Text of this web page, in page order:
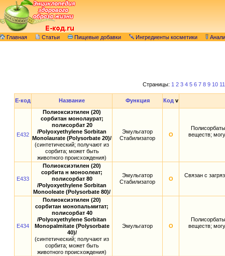
Главная Статьи Пищевые добавки Ингредиенты косметики
Страницы: 1 2 3 4 5 6 7 8 9 10 11
E-код Название Функция Код v
E432
Полиоксиэтилен (20)
сорбитан монолаурат;
полисорбат 20
/Polyoxyethylene Sorbitan
Monolaurate (Polysorbate 20)/
(синтетический; получают из
сорбита; может быть
животного происхождения)
Эмульгатор
Стабилизатор
О
веществ;
E433
Полиоксиэтилен (20)
сорбита н моноолеат;
полисорбат 80
/Polyoxyethylene Sorbitan
Monooleate (Polysorbate 80)/
Эмульгатор
Стабилизатор
О
Связан с
E434
Полиоксиэтилен (20)
сорбитан монопальмитат;
полисорбат 40
/Polyoxyethylene Sorbitan
Monopalmitate (Polysorbate
40)/
(синтетический; получают из
сорбита; может быть
животного происхождения)
Эмульгатор О
веществ;